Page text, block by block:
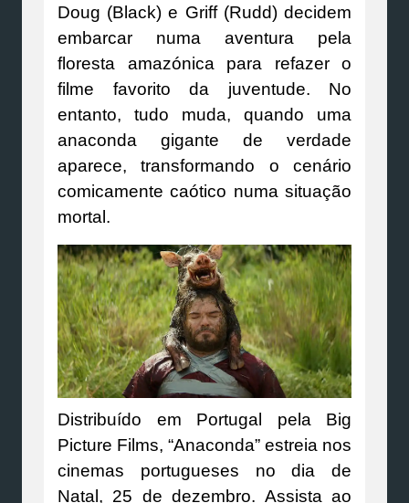
Doug (Black) e Griff (Rudd) decidem
embarcar numa aventura pela
floresta amazónica para refazer o
filme favorito da juventude. No
entanto, tudo muda, quando uma
anaconda gigante de verdade
aparece, transformando o cenário
comicamente caótico numa situação
mortal.
Distribuído em Portugal pela Big
Picture Films, “Anaconda” estreia nos
cinemas portugueses no dia de
Natal, 25 de dezembro. Assista ao